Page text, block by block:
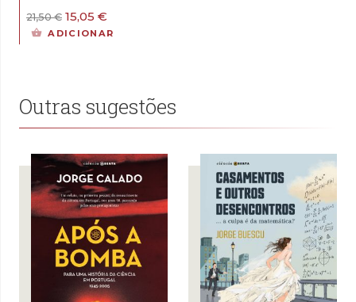
21,50€ O
preço
15,05 €
preço
ADICIONAR
Outras sugestões